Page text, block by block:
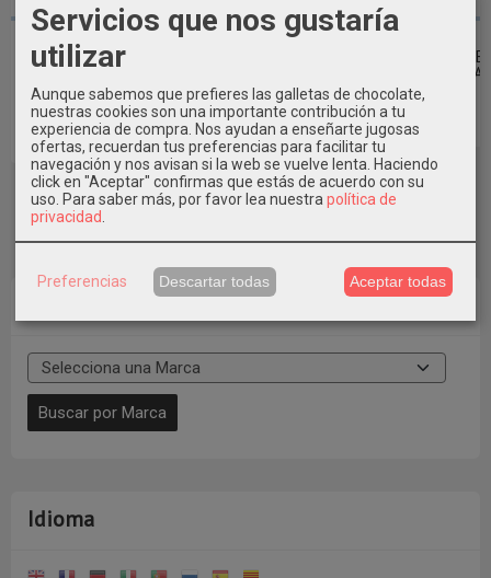
Idioma
LLAVERO
METAL
ESCAFANDRA
BATELA
6,50 €
LÁMPARA BOYA
BATELA
97,80 €
BABERO BEBE
19,90 €
MARINERA DE
NIÑO BATELA
79,50 €
Servicios que nos gustaría
utilizar
Aunque sabemos que prefieres las galletas de chocolate,
nuestras cookies son una importante contribución a tu
experiencia de compra. Nos ayudan a enseñarte jugosas
ofertas, recuerdan tus preferencias para facilitar tu
navegación y nos avisan si la web se vuelve lenta. Haciendo
click en "Aceptar" confirmas que estás de acuerdo con su
uso. Para saber más, por favor lea nuestra política de
privacidad
Preferencias Descartar todas Aceptar todas